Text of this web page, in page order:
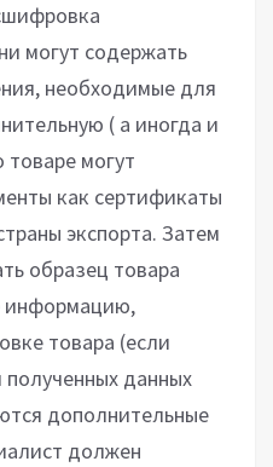
могут содержать
необходимые для
( а иногда и
могут
как сертификаты
экспорта. Затем
образец товара
информацию,
товара (если
данных
дополнительные
должен